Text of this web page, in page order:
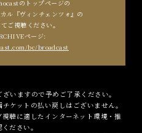
のトップページの
ル『ヴィンチェンツォ』の
ご視聴ください。
ページ:
bc/broadcast
いますので予めご了承ください。
ケットの払い戻しはございません。
聴に適したインターネット環境・推
ださい。